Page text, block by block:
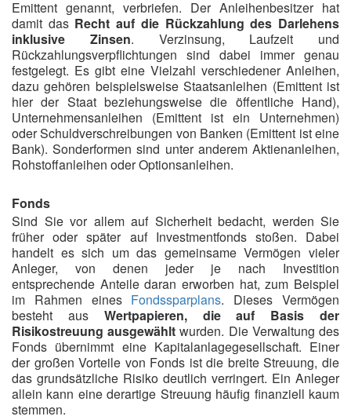
Emittent genannt, verbriefen. Der Anleihenbesitzer hat
damit das Recht auf die Rückzahlung des Darlehens
inklusive Zinsen. Verzinsung, Laufzeit und
Rückzahlungsverpflichtungen sind dabei immer genau
festgelegt. Es gibt eine Vielzahl verschiedener Anleihen,
dazu gehören beispielsweise Staatsanleihen (Emittent ist
hier der Staat beziehungsweise die öffentliche Hand),
Unternehmensanleihen (Emittent ist ein Unternehmen)
oder Schuldverschreibungen von Banken (Emittent ist eine
Bank). Sonderformen sind unter anderem Aktienanleihen,
Rohstoffanleihen oder Optionsanleihen.
Fonds
Sind Sie vor allem auf Sicherheit bedacht, werden Sie
früher oder später auf Investmentfonds stoßen. Dabei
handelt es sich um das gemeinsame Vermögen vieler
Anleger, von denen jeder je nach Investition
entsprechende Anteile daran erworben hat, zum Beispiel
im Rahmen eines Fondssparplans. Dieses Vermögen
besteht aus Wertpapieren, die auf Basis der
Risikostreuung ausgewählt wurden. Die Verwaltung des
Fonds übernimmt eine Kapitalanlagegesellschaft. Einer
der großen Vorteile von Fonds ist die breite Streuung, die
das grundsätzliche Risiko deutlich verringert. Ein Anleger
allein kann eine derartige Streuung häufig finanziell kaum
stemmen.